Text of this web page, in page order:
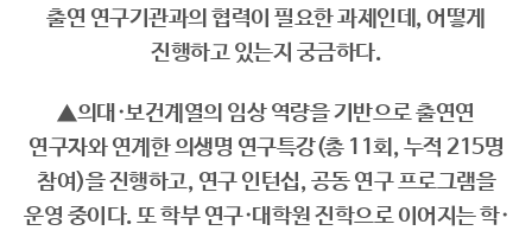
출연 연구기관과의 협력이 필요한 과제인데, 어떻게
진행하고 있는지 궁금하다.
▲의대·보건계열의 임상 역량을 기반으로 출연연
연구자와 연계한 의생명 연구특강(총 11회, 누적 215명
참여)을 진행하고, 연구 인턴십, 공동 연구 프로그램을
운영 중이다. 또 학부 연구·대학원 진학으로 이어지는 학·